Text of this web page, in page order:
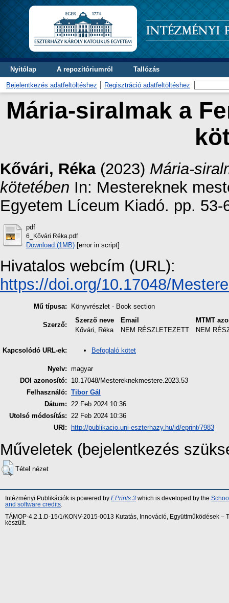
Nyitólap A repozitóriumról Tallózás
Bejelentkezés adatfeltöltéshez Regisztráció adatfeltöltéshez
Mária-siralmak a
Kővári, Réka(2023) Mária-
kötetében In: Mestereknek
Egyetem Líceum Kiadó. pp. 53-
pdf
6_Kővári Réka.pdf
Download (1MB) [error in script]
Hivatalos webcím (URL):
https://doi.org/10.17048/
Mű típusa: Könyvrészlet - Book section
Szerző:
Szerző neve Email
MTMT
Kővári, Réka
NEM RÉSZLETEZETT NEM
Kapcsolódó URL-ek: Befoglaló kötet
Nyelv: magyar
DOI azonosító:
10.17048/Mestereknekmestere.2023.53
Felhasználó: Tibor Gál
Dátum: 22 Feb 2024 10:36
Utolsó módosítás: 22 Feb 2024 10:36
URI:
http://publikacio.uni-eszterhazy.hu/id/eprint/7983
Műveletek (bejelentkezés
Tétel nézet
Intézményi Publikációk is powered by EPrints 3 which is developed by the
and software credits
TÁMOP-4.2.1.D-15/1/KONV-2015-0013 Kutatás, Innováció, Együttműködések
készült.